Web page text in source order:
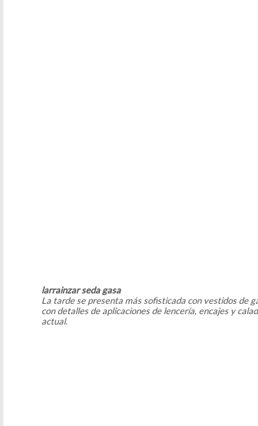
larrainzar seda gasa
La tarde se presenta más sofisticada con vestidos de
con detalles de aplicaciones de lencería, encajes y
actual.